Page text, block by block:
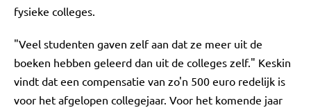
fysieke colleges.
"Veel studenten gaven zelf aan dat ze meer uit de
boeken hebben geleerd dan uit de colleges zelf." Keskin
vindt dat een compensatie van zo'n 500 euro redelijk is
voor het afgelopen collegejaar. Voor het komende jaar